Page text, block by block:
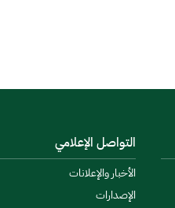
التواصل الإعلامي
الأخبار والإعلانات
الإصدارات